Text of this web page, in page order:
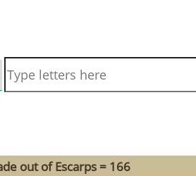
out of Escarps = 166